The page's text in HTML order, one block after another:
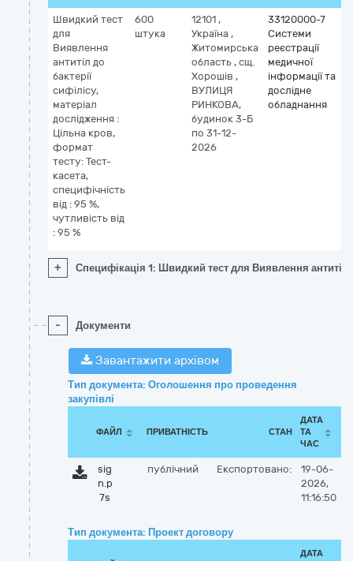
Швидкий тест
для
Виявлення
антитіл до
бактерії
сифілісу,
матеріал
дослідження :
Цільна кров,
формат
тесту: Тест-
касета,
специфічність
від : 95 %,
чутливість від
: 95 %
600
штука
12101 ,
Україна ,
Житомирська
область , сщ.
Хорошів ,
ВУЛИЦЯ
РИНКОВА,
будинок 3-Б
по 31-12-
2026
33120000-7
Системи
реєстрації
медичної
інформації та
дослідне
обладнання
+ Специфікація 1: Швидкий тест для Виявлення антитіл
- Документи
Завантажити архівом
Тип документа: Оголошення про проведення
закупівлі
ФАЙЛ ПРИВАТНІСТЬ СТАН
ДАТА
ТА
ЧАС
sig
n.p
7s
публічний Експортовано:
19-06-
2026,
11:16:50
Тип документа: Проект договору
ДАТА